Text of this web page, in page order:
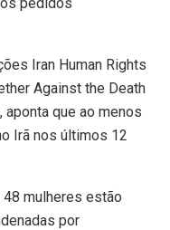
Iran Human Rights
Against the Death
aponta que ao menos
Irã nos últimos 12
mulheres estão
por